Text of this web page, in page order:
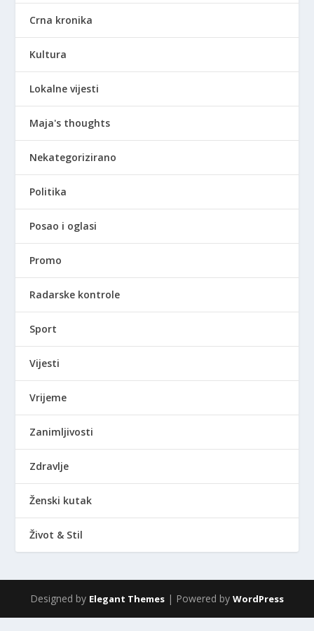
Crna kronika
Kultura
Lokalne vijesti
Maja's thoughts
Nekategorizirano
Politika
Posao i oglasi
Promo
Radarske kontrole
Sport
Vijesti
Vrijeme
Zanimljivosti
Zdravlje
Ženski kutak
Život & Stil
Designed by Elegant Themes | Powered by WordPress